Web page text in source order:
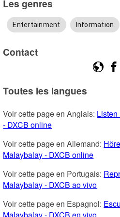
Les genres
Entertainment Information
Contact
Toutes les langues
Voir cette page en Anglais:
- DXCB online
Voir cette page en Allemand:
Malaybalay - DXCB online
Voir cette page en Portugais:
Malaybalay - DXCB ao vivo
Voir cette page en Espagnol:
Malaybalay - DXCB en vivo